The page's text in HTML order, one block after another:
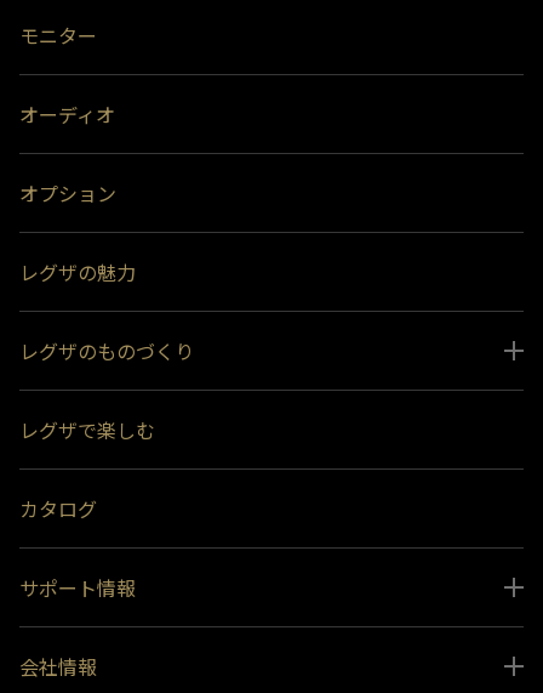
モニター
オーディオ
オプション
レグザの魅力
レグザのものづくり
スペシャルコンテンツ
受賞履歴
レグザで楽しむ
カタログ
サポート情報
取扱説明書ダウンロード
インフォメーション 一覧
会社情報